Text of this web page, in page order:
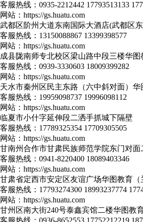
客服热线： 0935-2212442 17793513133
网站： https://gs.huatu.com
武都区阶州大道东南国际大酒店(武都区
客服热线： 13150088867 13399398577
网站： https://gs.huatu.com
成县陇南师专北校区梁山路中段三楼华图
客服热线： 0939-3330603 18009399282
网站： https://gs.huatu.com
天水市秦州区民主东路（六中斜对面）华
客服热线： 19959098737 19996098112
网站： https://gs.huatu.com
临夏市小什字延伸段二洒手抓城下隔壁
客服热线： 17789325354 17709305505
网站： https://gs.huatu.com
甘南州合作市甘肃民族师范学院东门对面
客服热线： 0941-8220400 18089403346
网站： https://gs.huatu.com
甘肃省定西市安定区友谊广场华图教育（
客服热线： 17793274300 18993237774
网站： https://gs.huatu.com
甘州区南大街240号泰鑫宾馆二楼华图教
客服热线： 0936-8652553 17752212219